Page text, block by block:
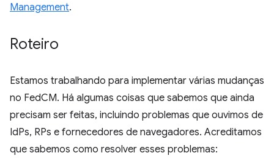
Management.
Roteiro
Estamos trabalhando para implementar várias mudanças
no FedCM. Há algumas coisas que sabemos que ainda
precisam ser feitas, incluindo problemas que ouvimos de
IdPs, RPs e fornecedores de navegadores. Acreditamos
que sabemos como resolver esses problemas: